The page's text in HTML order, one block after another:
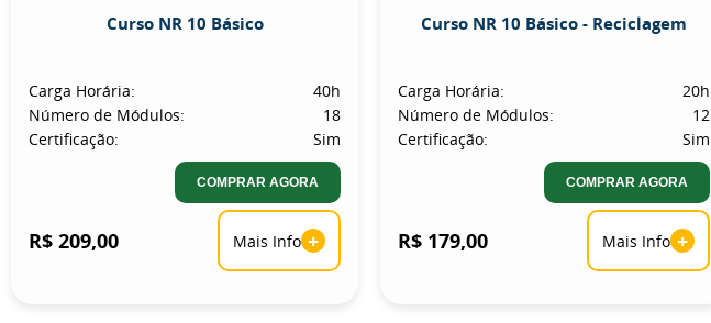
Curso NR 10 Básico
Carga Horária:
40h
Número de Módulos:
18
Certificação:
Sim
COMPRAR AGORA
R$ 209,00 Mais Info +
Curso NR 10 Básico - Reciclagem
Carga Horária:
20h
Número de Módulos:
12
Certificação:
Sim
COMPRAR AGORA
R$ 179,00 Mais Info +